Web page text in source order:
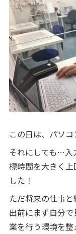
この日は、パソ
それにしても…入
標時間を大きく
した！
ただ将来の仕事
出前にまず自分
業を行う環境を